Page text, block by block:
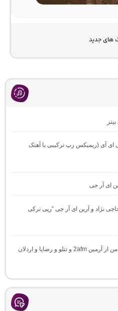
های جدید
ای آی (ریمیکس رپ ترکیبی با آهنک
ای آر جی
نژاد و آرین ای آر جی “رپی ترکی
دانلود آهنگ شاد همسر من تاج سر من از آرمین 2afm و تتلو و رضایا و اردلان